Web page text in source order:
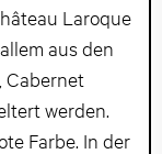
Laroque
aus den
Cabernet
werden.
Farbe. In der